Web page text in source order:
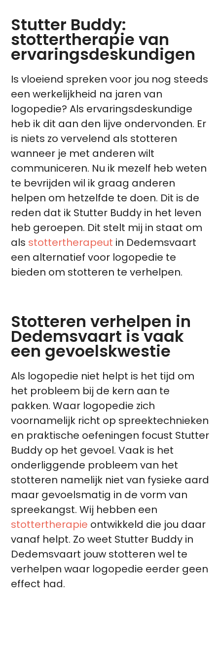
Stutter Buddy:
stottertherapie van
ervaringsdeskundigen
Is vloeiend spreken voor jou nog steeds
een werkelijkheid na jaren van
logopedie? Als ervaringsdeskundige
heb ik dit aan den lijve ondervonden. Er
is niets zo vervelend als stotteren
wanneer je met anderen wilt
communiceren. Nu ik mezelf heb weten
te bevrijden wil ik graag anderen
helpen om hetzelfde te doen. Dit is de
reden dat ik Stutter Buddy in het leven
heb geroepen. Dit stelt mij in staat om
als stottertherapeut in Dedemsvaart
een alternatief voor logopedie te
bieden om stotteren te verhelpen.
Stotteren verhelpen in
Dedemsvaart is vaak
een gevoelskwestie
Als logopedie niet helpt is het tijd om
het probleem bij de kern aan te
pakken. Waar logopedie zich
voornamelijk richt op spreektechnieken
en praktische oefeningen focust Stutter
Buddy op het gevoel. Vaak is het
onderliggende probleem van het
stotteren namelijk niet van fysieke aard
maar gevoelsmatig in de vorm van
spreekangst. Wij hebben een
stottertherapie ontwikkeld die jou daar
vanaf helpt. Zo weet Stutter Buddy in
Dedemsvaart jouw stotteren wel te
verhelpen waar logopedie eerder geen
effect had.